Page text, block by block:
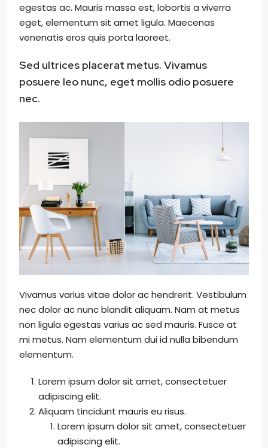
egestas ac. Mauris massa est, lobortis a viverra
eget, elementum sit amet ligula. Maecenas
venenatis eros quis porta laoreet.
Sed ultrices placerat metus. Vivamus
posuere leo nunc, eget mollis odio posuere
nec.
Vivamus varius vitae dolor ac hendrerit. Vestibulum
nec dolor ac nunc blandit aliquam. Nam at metus
non ligula egestas varius ac sed mauris. Fusce at
mi metus. Nam elementum dui id nulla bibendum
elementum.
Lorem ipsum dolor sit amet, consectetuer
adipiscing elit.
Aliquam tincidunt mauris eu risus.
Lorem ipsum dolor sit amet, consectetuer
adipiscing elit.